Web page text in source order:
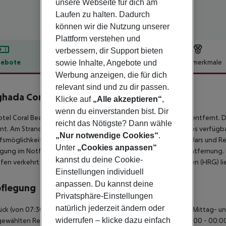
Hotelbeschreibung Hotelmerkmale
Coral Beach Hotel
Coral Beach Hurghada befindet sich ca. 500 km von Cairo entfernt.
Am Strand sind Sonnenschirme und Sonnenliegen kostenlos
liegen ca. 15 km vom Hotel. Zu den nächsten Bars und
im Notfall befindet sich ein Krankenhaus in etwa 18 km
verkehrt ein Shuttle (gegen Gebühr). Ein weiterer Flughafen (HRG)
(von 07:30 - 09:30 Uhr) vom Buffet. All Inclusive: Frühstück, Mittag-
Restaurants. Softdrinks (09:00 - 00:00 Uhr), Bier (12:00 -
unsere Webseite für dich am
Laufen zu halten. Dadurch
können wir die Nutzung unserer
Plattform verstehen und
verbessern, dir Support bieten
sowie Inhalte, Angebote und
Werbung anzeigen, die für dich
relevant sind und zu dir passen.
Klicke auf „Alle akzeptieren“,
wenn du einverstanden bist. Dir
reicht das Nötigste? Dann wähle
„Nur notwendige Cookies“.
Unter „Cookies anpassen“
kannst du deine Cookie-
Einstellungen individuell
anpassen. Du kannst deine
Privatsphäre-Einstellungen
natürlich jederzeit ändern oder
widerrufen – klicke dazu einfach